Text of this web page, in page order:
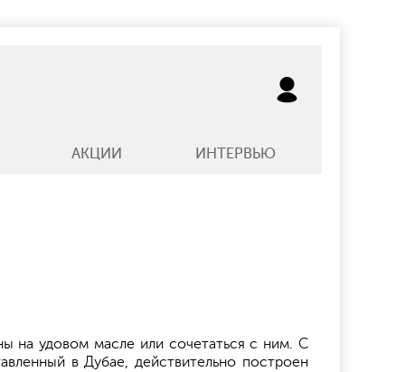
АКЦИИ ИНТЕРВЬЮ
на удовом масле или сочетаться с ним. С
в Дубае, действительно построен